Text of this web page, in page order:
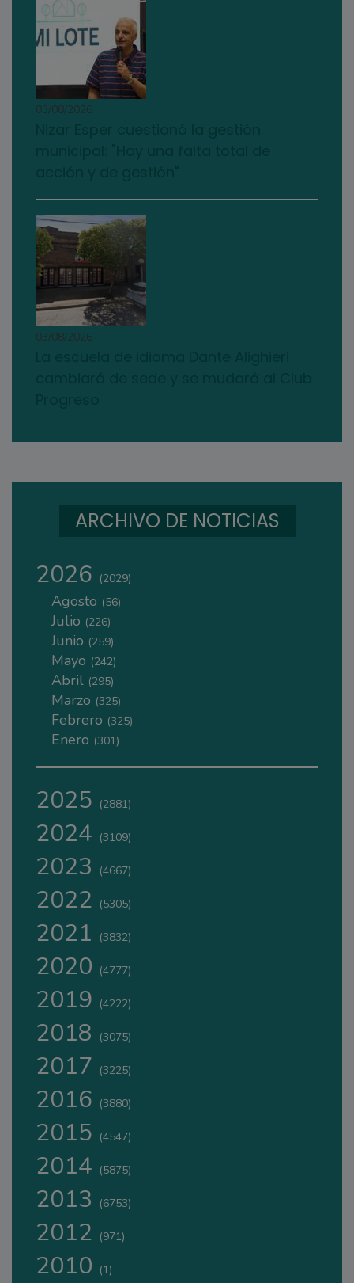
03/08/2026
03/08/2026
ARCHIVO DE NOTICIAS
2026 (2029)
Agosto (56)
Julio (226)
Junio (259)
Mayo (242)
Abril (295)
Marzo (325)
Febrero (325)
Enero (301)
2025 (2881)
2024 (3109)
2023 (4667)
2022 (5305)
2021 (3832)
2020 (4777)
2019 (4222)
2018 (3075)
2017 (3225)
2016 (3880)
2015 (4547)
2014 (5875)
2013 (6753)
2012 (971)
2010 (1)